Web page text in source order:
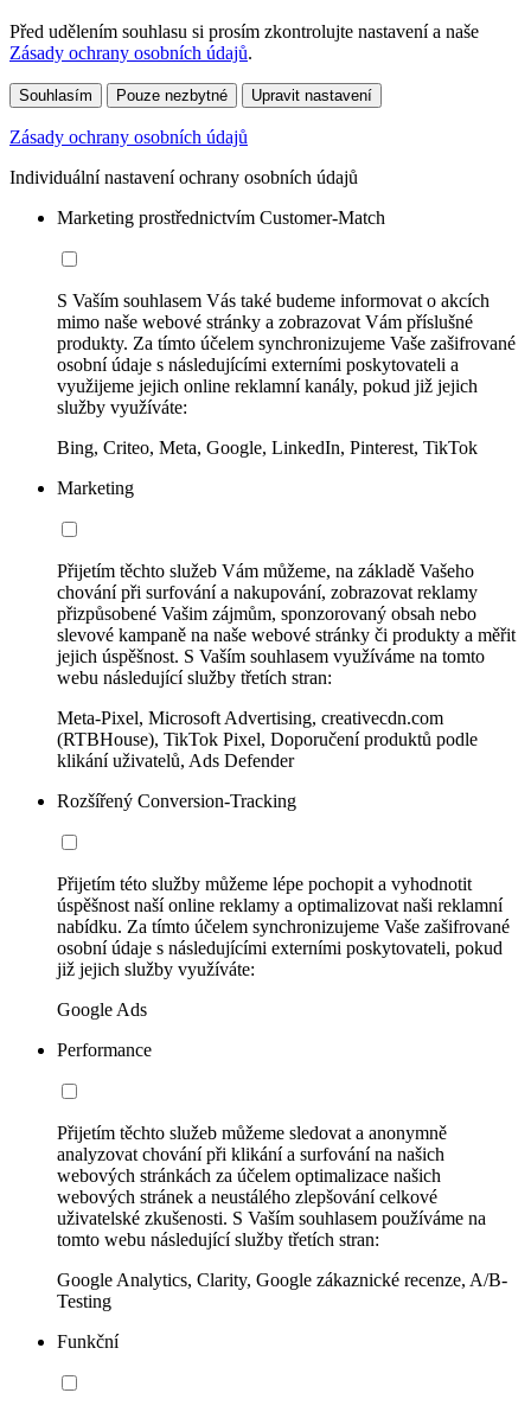
Před udělením souhlasu si prosím zkontrolujte nastavení a naše
Zásady ochrany osobních údajů.
Souhlasím Pouze nezbytné Upravit nastavení
Zásady ochrany osobních údajů
Individuální nastavení ochrany osobních údajů
Marketing prostřednictvím Customer-Match
S Vaším souhlasem Vás také budeme informovat o akcích
mimo naše webové stránky a zobrazovat Vám příslušné
produkty. Za tímto účelem synchronizujeme Vaše zašifrované
osobní údaje s následujícími externími poskytovateli a
využijeme jejich online reklamní kanály, pokud již jejich
služby využíváte:
Bing, Criteo, Meta, Google, LinkedIn, Pinterest, TikTok
Marketing
Přijetím těchto služeb Vám můžeme, na základě Vašeho
chování při surfování a nakupování, zobrazovat reklamy
přizpůsobené Vašim zájmům, sponzorovaný obsah nebo
slevové kampaně na naše webové stránky či produkty a měřit
jejich úspěšnost. S Vaším souhlasem využíváme na tomto
webu následující služby třetích stran:
Meta-Pixel, Microsoft Advertising, creativecdn.com
(RTBHouse), TikTok Pixel, Doporučení produktů podle
klikání uživatelů, Ads Defender
Rozšířený Conversion-Tracking
Přijetím této služby můžeme lépe pochopit a vyhodnotit
úspěšnost naší online reklamy a optimalizovat naši reklamní
nabídku. Za tímto účelem synchronizujeme Vaše zašifrované
osobní údaje s následujícími externími poskytovateli, pokud
již jejich služby využíváte:
Google Ads
Performance
Přijetím těchto služeb můžeme sledovat a anonymně
analyzovat chování při klikání a surfování na našich
webových stránkách za účelem optimalizace našich
webových stránek a neustálého zlepšování celkové
uživatelské zkušenosti. S Vaším souhlasem používáme na
tomto webu následující služby třetích stran:
Google Analytics, Clarity, Google zákaznické recenze, A/B-
Testing
Funkční